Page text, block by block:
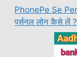
PhonePe Se
पर्सनल लोन कैसे लें ?